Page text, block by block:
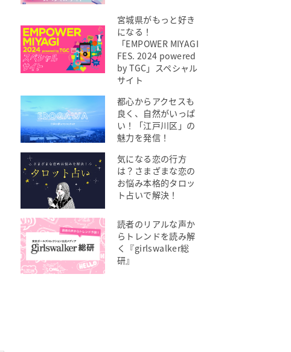
宮城県がもっと好き
になる！
「EMPOWER MIYAGI
FES. 2024 powered
by TGC」スペシャル
サイト
都心からアクセスも
良く、自然がいっぱ
い！「江戸川区」の
魅力を発信！
気になる恋の行方
は？さまざまな恋の
お悩み本格的タロッ
ト占いで解決！
読者のリアルな声か
らトレンドを読み解
く『girlswalker総
研』